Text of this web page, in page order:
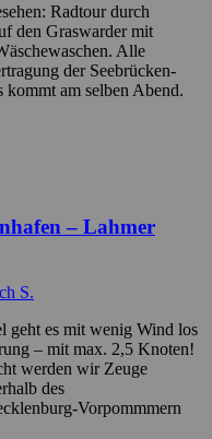
Radtour durch
den Graswarder mit
Alle
der Seebrücken-
am selben Abend.
– Lahmer
S.
geht es mit wenig Wind los
– mit max. 2,5 Knoten!
werden wir Zeuge
des
Vorpommmern